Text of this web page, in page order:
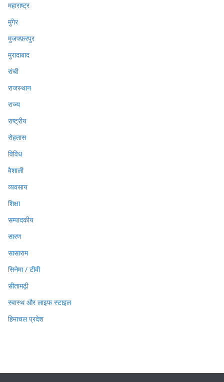
महाराष्ट्र
मुंगेर
मुजफ्फ़रपुर
मुरादाबाद
रांची
राजस्थान
राज्य
राष्ट्रीय
रोहतास
विविध
वैशाली
व्यवसाय
शिक्षा
सम्पादकीय
सारण
सासाराम
सिनेमा / टीवी
सीतामढ़ी
स्वास्थ और लाइफ स्टाइल
हिमाचल प्रदेश